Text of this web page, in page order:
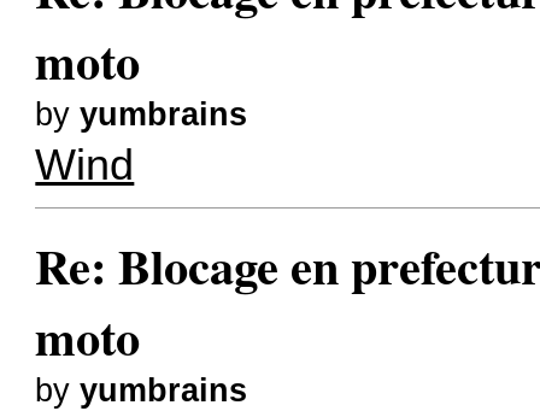
moto
byyumbrains
Wind
Re: Blocage en
moto
byyumbrains